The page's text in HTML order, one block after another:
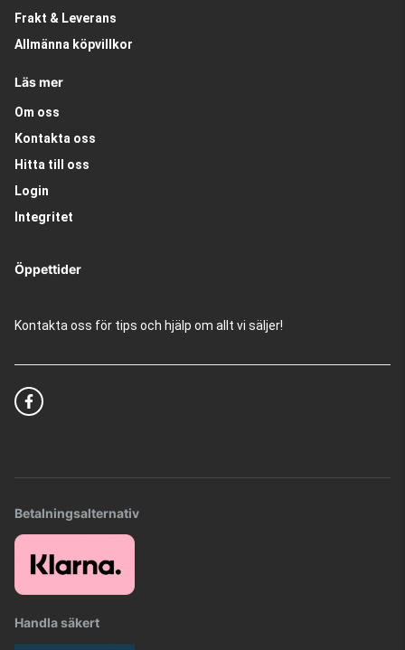
Frakt & Leverans
Allmänna köpvillkor
Läs mer
Om oss
Kontakta oss
Hitta till oss
Login
Integritet
Öppettider
Kontakta oss för tips och hjälp om allt vi säljer!
Betalningsalternativ
Handla säkert